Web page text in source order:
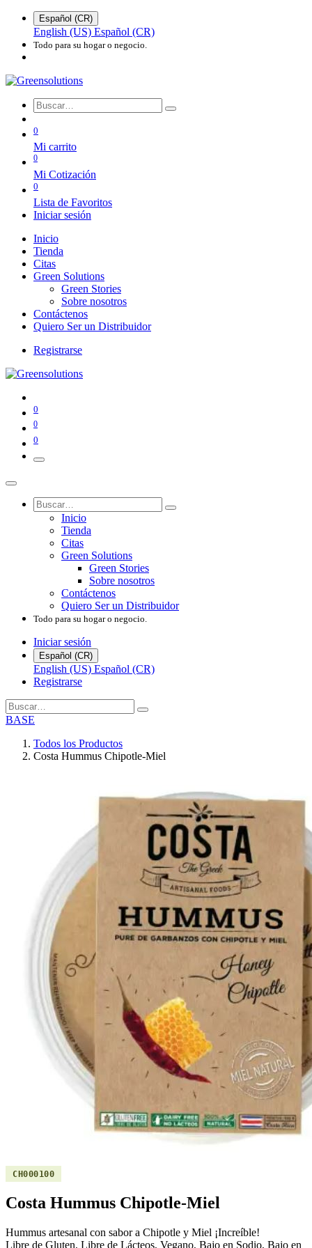
Español (CR)
English (US) Español (CR)
Todo para su hogar o negocio.
0
Mi carrito
0
Mi Cotización
0
Lista de Favoritos
Iniciar sesión
Inicio
Tienda
Citas
Green Solutions
Green Stories
Sobre nosotros
Contáctenos
Quiero Ser un Distribuidor
Registrarse
0
0
0
Inicio
Tienda
Citas
Green Solutions
Green Stories
Sobre nosotros
Contáctenos
Quiero Ser un Distribuidor
Todo para su hogar o negocio.
Iniciar sesión
Español (CR)
English (US) Español (CR)
Registrarse
BASE
Todos los Productos
Costa Hummus Chipotle-Miel
CH000100
Costa Hummus Chipotle-Miel
Hummus artesanal con sabor a Chipotle y Miel ¡Increíble!
Libre de Gluten, Libre de Lácteos, Vegano, Bajo en Sodio, Bajo en